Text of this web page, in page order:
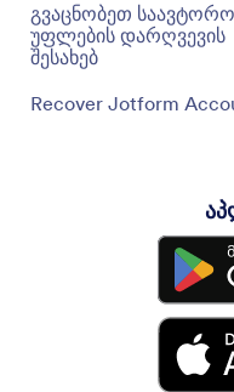
გვაცნობეთ საავტორო
უფლების დარღვევის
შესახებ
Recover Jotform